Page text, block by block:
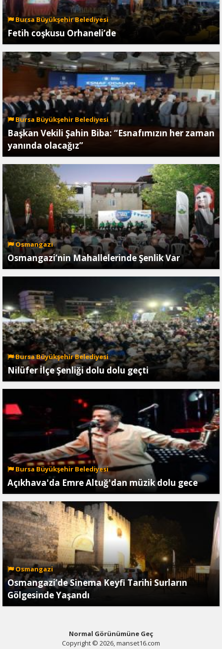
Bursa Büyükşehir Belediyesi
Fetih coşkusu Orhaneli’de
Bursa Büyükşehir Belediyesi
Başkan Vekili Şahin Biba: “Esnafımızın her zaman
yanında olacağız”
Osmangazi
Osmangazi’nin Mahallelerinde Şenlik Var
Bursa Büyükşehir Belediyesi
Nilüfer İlçe Şenliği dolu dolu geçti
Bursa Büyükşehir Belediyesi
Açıkhava'da Emre Altuğ'dan müzik dolu gece
Osmangazi
Osmangazi’de Sinema Keyfi Tarihi Surların
Gölgesinde Yaşandı
Normal Görünümüne Geç
Copyright © 2026, manset16.com